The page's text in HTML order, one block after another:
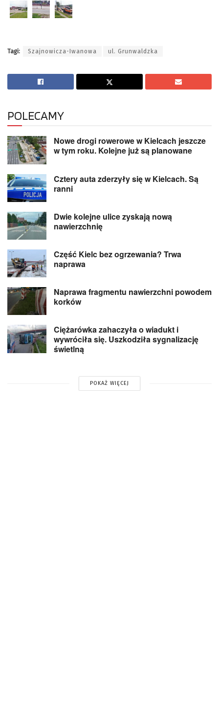
Tagi: Szajnowicza-Iwanowa ul. Grunwaldzka
POLECAMY
Nowe drogi rowerowe w Kielcach jeszcze
w tym roku. Kolejne już są planowane
Cztery auta zderzyły się w Kielcach. Są
ranni
Dwie kolejne ulice zyskają nową
nawierzchnię
Część Kielc bez ogrzewania? Trwa
naprawa
Naprawa fragmentu nawierzchni powodem
korków
Ciężarówka zahaczyła o wiadukt i
wywróciła się. Uszkodziła sygnalizację
świetlną
POKAŻ WIĘCEJ